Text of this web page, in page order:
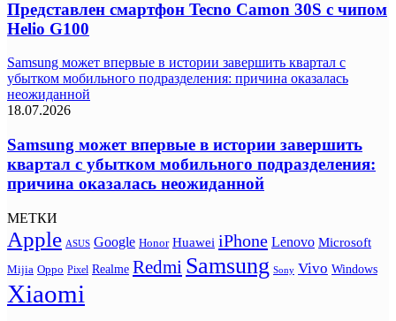
Представлен смартфон Tecno Camon 30S с чипом
Helio G100
Samsung может впервые в истории завершить квартал с
убытком мобильного подразделения: причина оказалась
неожиданной
18.07.2026
Samsung может впервые в истории завершить
квартал с убытком мобильного подразделения:
причина оказалась неожиданной
МЕТКИ
Apple ASUS Google Honor Huawei iPhone Lenovo Microsoft
Mijia Oppo Pixel Realme Redmi Samsung Sony Vivo Windows
Xiaomi